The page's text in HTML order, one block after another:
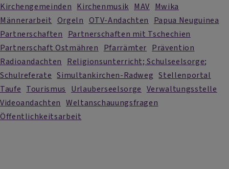
Kirchengemeinden Kirchenmusik MAV Mwika
Männerarbeit Orgeln OTV-Andachten
Papua Neuguinea
Partnerschaften
Partnerschaften mit Tschechien
Partnerschaft Ostmähren
Pfarrämter Prävention
Radioandachten
Religionsunterricht; Schulseelsorge;
Schulreferate Simultankirchen-Radweg Stellenportal
Taufe Tourismus Urlauberseelsorge Verwaltungsstelle
Videoandachten Weltanschauungsfragen
Öffentlichkeitsarbeit